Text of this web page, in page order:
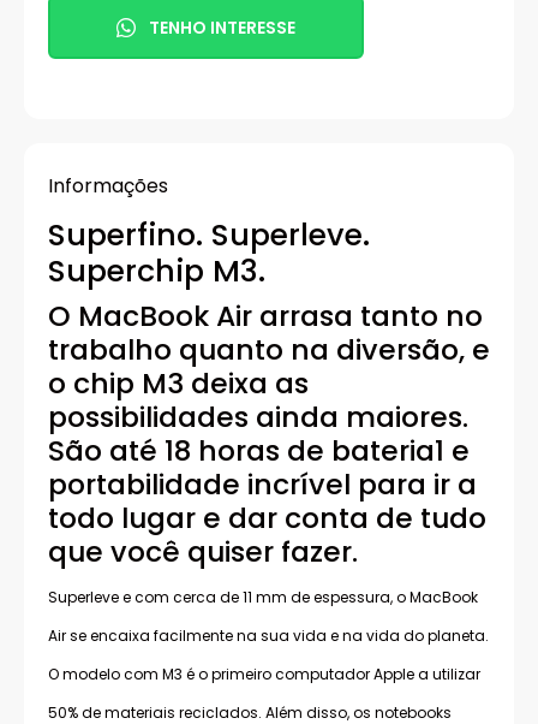
TENHO INTERESSE
Informações
Superfino. Superleve.
Superchip M3.
O MacBook Air arrasa tanto no
trabalho quanto na diversão, e
o chip M3 deixa as
possibilidades ainda maiores.
São até 18 horas de bateria1 e
portabilidade incrível para ir a
todo lugar e dar conta de tudo
que você quiser fazer.
Superleve e com cerca de 11 mm de espessura, o MacBook
Air se encaixa facilmente na sua vida e na vida do planeta.
O modelo com M3 é o primeiro computador Apple a utilizar
50% de materiais reciclados. Além disso, os notebooks